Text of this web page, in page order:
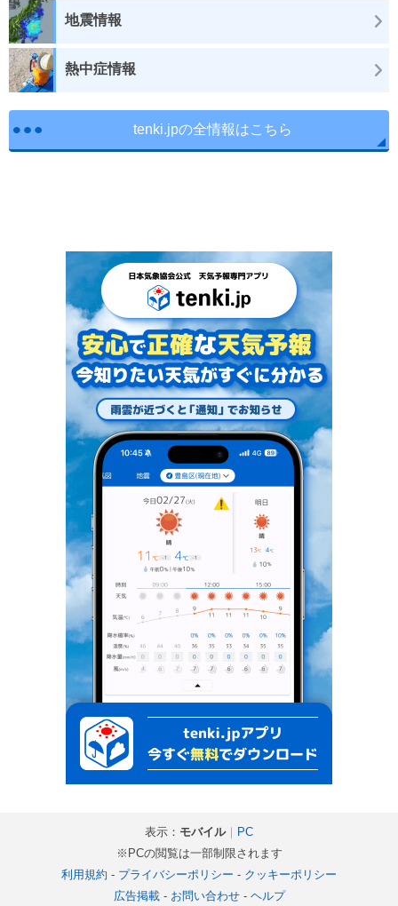
地震情報
熱中症情報
tenki.jpの全情報はこちら
表示： モバイル｜ PC
※PCの閲覧は一部制限されます
利用規約 - プライバシーポリシー - クッキーポリシー
広告掲載- お問い合わせ- ヘルプ